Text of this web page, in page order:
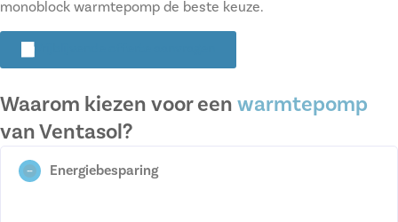
monoblock warmtepomp de beste keuze.
Waarom kiezen voor eenwarmtepomp
van Ventasol?
Energiebesparing